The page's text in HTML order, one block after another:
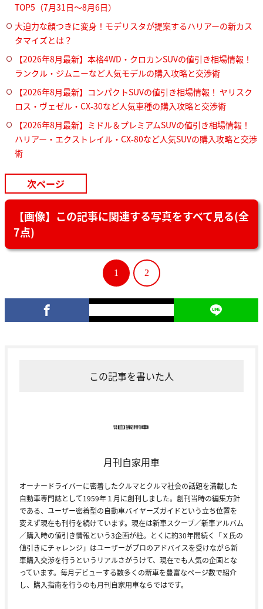
TOP5（7月31日〜8月6日）
大迫力な顔つきに変身！モデリスタが提案するハリアーの新カス
タマイズとは？
【2026年8月最新】本格4WD・クロカンSUVの値引き相場情報！
ランクル・ジムニーなど人気モデルの購入攻略と交渉術
【2026年8月最新】コンパクトSUVの値引き相場情報！ ヤリスク
ロス・ヴェゼル・CX-30など人気車種の購入攻略と交渉術
【2026年8月最新】ミドル＆プレミアムSUVの値引き相場情報！
ハリアー・エクストレイル・CX-80など人気SUVの購入攻略と交渉
術
次ページ
【画像】この記事に関連する写真をすべて見る(全
7点)
1 2
この記事を書いた人
月刊自家用車
オーナードライバーに密着したクルマとクルマ社会の話題を満載した
自動車専門誌として1959年１月に創刊しました。創刊当時の編集方針
である、ユーザー密着型の自動車バイヤーズガイドという立ち位置を
変えず現在も刊行を続けています。現在は新車スクープ／新車アルバム
／購入時の値引き情報という3企画が柱。とくに約30年間続く「Ｘ氏の
値引きにチャレンジ」はユーザーがプロのアドバイスを受けながら新
車購入交渉を行うというリアルさがうけて、現在でも人気の企画とな
っています。毎月デビューする数多くの新車を豊富なページ数で紹介
し、購入指南を行うのも月刊自家用車ならではです。